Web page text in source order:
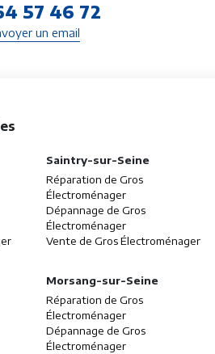
57 46 72
un email
Saintry-sur-Seine
Réparation de Gros
Électroménager
Dépannage de Gros
Électroménager
Vente de Gros Électroménager
Morsang-sur-Seine
Réparation de Gros
Électroménager
Dépannage de Gros
Électroménager